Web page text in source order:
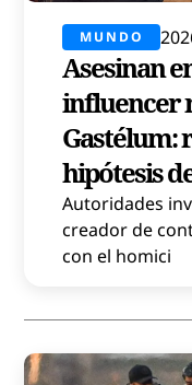
MUNDO
Asesinan
influencer
Gastélum:
hipótesis
Autoridades
creador de
con el homici